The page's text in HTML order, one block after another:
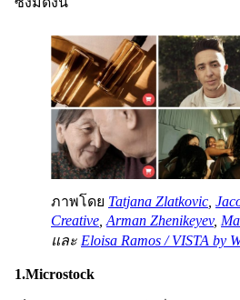
ภาพโดย Tatjana Zlatkovic
Creative Arman Zhenikeyev,
และ Eloisa Ramos / VISTA by
1.Microstock